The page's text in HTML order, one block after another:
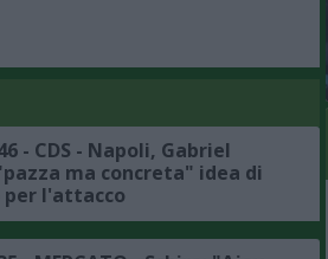
- CDS - Napoli, Gabriel
ma concreta" idea di
l'attacco